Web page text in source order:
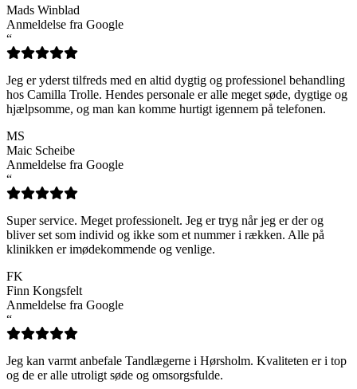
Mads Winblad
Anmeldelse fra Google
“
Jeg er yderst tilfreds med en altid dygtig og professionel behandling
hos Camilla Trolle. Hendes personale er alle meget søde, dygtige og
hjælpsomme, og man kan komme hurtigt igennem på telefonen.
MS
Maic Scheibe
Anmeldelse fra Google
“
Super service. Meget professionelt. Jeg er tryg når jeg er der og
bliver set som individ og ikke som et nummer i rækken. Alle på
klinikken er imødekommende og venlige.
FK
Finn Kongsfelt
Anmeldelse fra Google
“
Jeg kan varmt anbefale Tandlægerne i Hørsholm. Kvaliteten er i top
og de er alle utroligt søde og omsorgsfulde.